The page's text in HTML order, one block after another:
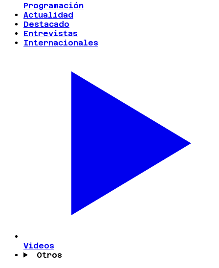
Programación
Actualidad
Destacado
Entrevistas
Internacionales
Videos
Otros